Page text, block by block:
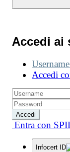
Accedi ai
Username
Accedi
Accedi
Entra con
Infocert ID